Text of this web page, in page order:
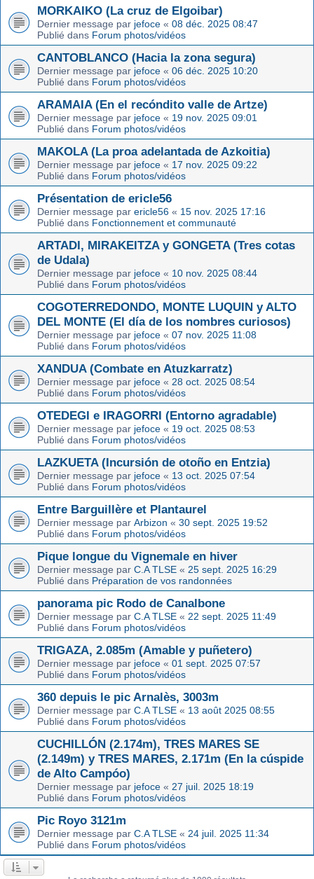
MORKAIKO (La cruz de Elgoibar)
Dernier message par jefoce « 08 déc. 2025 08:47
Publié dans Forum photos/vidéos
CANTOBLANCO (Hacia la zona segura)
Dernier message par jefoce « 06 déc. 2025 10:20
Publié dans Forum photos/vidéos
ARAMAIA (En el recóndito valle de Artze)
Dernier message par jefoce « 19 nov. 2025 09:01
Publié dans Forum photos/vidéos
MAKOLA (La proa adelantada de Azkoitia)
Dernier message par jefoce « 17 nov. 2025 09:22
Publié dans Forum photos/vidéos
Présentation de ericle56
Dernier message par ericle56 « 15 nov. 2025 17:16
Publié dans Fonctionnement et communauté
ARTADI, MIRAKEITZA y GONGETA (Tres cotas
de Udala)
Dernier message par jefoce « 10 nov. 2025 08:44
Publié dans Forum photos/vidéos
COGOTERREDONDO, MONTE LUQUIN y ALTO
DEL MONTE (El día de los nombres curiosos)
Dernier message par jefoce « 07 nov. 2025 11:08
Publié dans Forum photos/vidéos
XANDUA (Combate en Atuzkarratz)
Dernier message par jefoce « 28 oct. 2025 08:54
Publié dans Forum photos/vidéos
OTEDEGI e IRAGORRI (Entorno agradable)
Dernier message par jefoce « 19 oct. 2025 08:53
Publié dans Forum photos/vidéos
LAZKUETA (Incursión de otoño en Entzia)
Dernier message par jefoce « 13 oct. 2025 07:54
Publié dans Forum photos/vidéos
Entre Barguillère et Plantaurel
Dernier message par Arbizon « 30 sept. 2025 19:52
Publié dans Forum photos/vidéos
Pique longue du Vignemale en hiver
Dernier message par C.A TLSE « 25 sept. 2025 16:29
Publié dans Préparation de vos randonnées
panorama pic Rodo de Canalbone
Dernier message par C.A TLSE « 22 sept. 2025 11:49
Publié dans Forum photos/vidéos
TRIGAZA, 2.085m (Amable y puñetero)
Dernier message par jefoce « 01 sept. 2025 07:57
Publié dans Forum photos/vidéos
360 depuis le pic Arnalès, 3003m
Dernier message par C.A TLSE « 13 août 2025 08:55
Publié dans Forum photos/vidéos
CUCHILLÓN (2.174m), TRES MARES SE
(2.149m) y TRES MARES, 2.171m (En la cúspide
de Alto Campóo)
Dernier message par jefoce « 27 juil. 2025 18:19
Publié dans Forum photos/vidéos
Pic Royo 3121m
Dernier message par C.A TLSE « 24 juil. 2025 11:34
Publié dans Forum photos/vidéos